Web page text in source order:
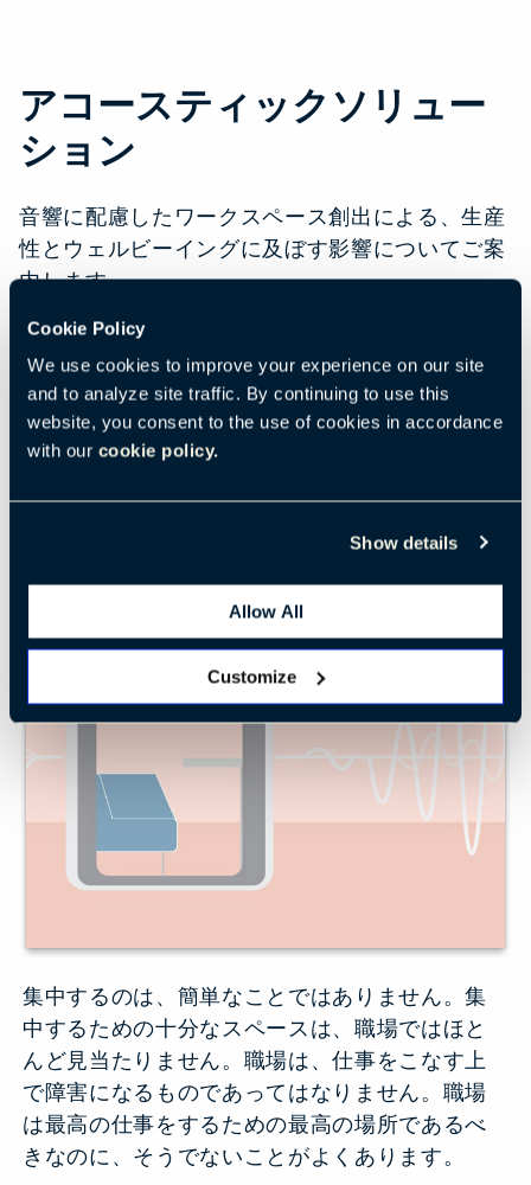
Cookie Policy
We use cookies to improve your experience on our site
and to analyze site traffic. By continuing to use this
website, you consent to the use of cookies in accordance
with our cookie policy.
Show details
Allow All
Customize
アコースティックソリュー
ション
音響に配慮したワークスペース創出による、生産
性とウェルビーイングに及ぼす影響についてご案
内します。
騒音管理
音響の模索
集中するのは、簡単なことではありません。集
中するための十分なスペースは、職場ではほと
んど見当たりません。職場は、仕事をこなす上
で障害になるものであってはなりません。職場
は最高の仕事をするための最高の場所であるべ
きなのに、そうでないことがよくあります。